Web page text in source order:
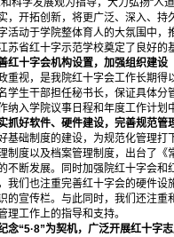
科学发展观为指导，大力弘扬“人
，开拓创新，将更广泛、深入、
活动于学院整体育人的大氛围中
苏省红十字示范学校奠定了良好的
十字会机构设置，加强组织建设
视，是我院红十字会工作长期得
学生干部担任秘书长，保证具体
纳入学院议事日程和年度工作计划
好软件、硬件建设，完善规范管
础制度的建设，为规范化管理打
制度以及档案管理制度，出台了
不断发展。同时加强院红十字会
我们也注重完善红十字会的硬件设
的宣传栏。与此同时，我们还注
理工作上的指导和支持。
“5·8”为契机，广泛开展红十字志